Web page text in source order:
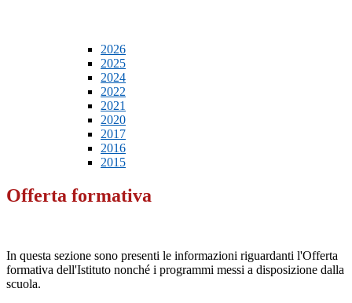
2026
2025
2024
2022
2021
2020
2017
2016
2015
Offerta formativa
In questa sezione sono presenti le informazioni riguardanti l'Offerta
formativa dell'Istituto nonché i programmi messi a disposizione dalla
scuola.